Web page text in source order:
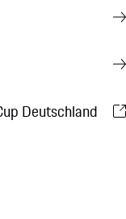
Deutschland